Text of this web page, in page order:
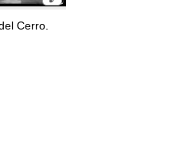
Cerro.